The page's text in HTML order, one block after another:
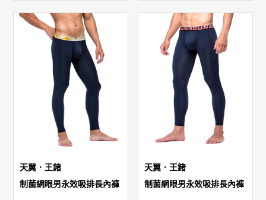
天翼．王鍺
制菌網眼男永效吸排長內褲
天翼．王鍺
制菌網眼男永效吸排長內褲